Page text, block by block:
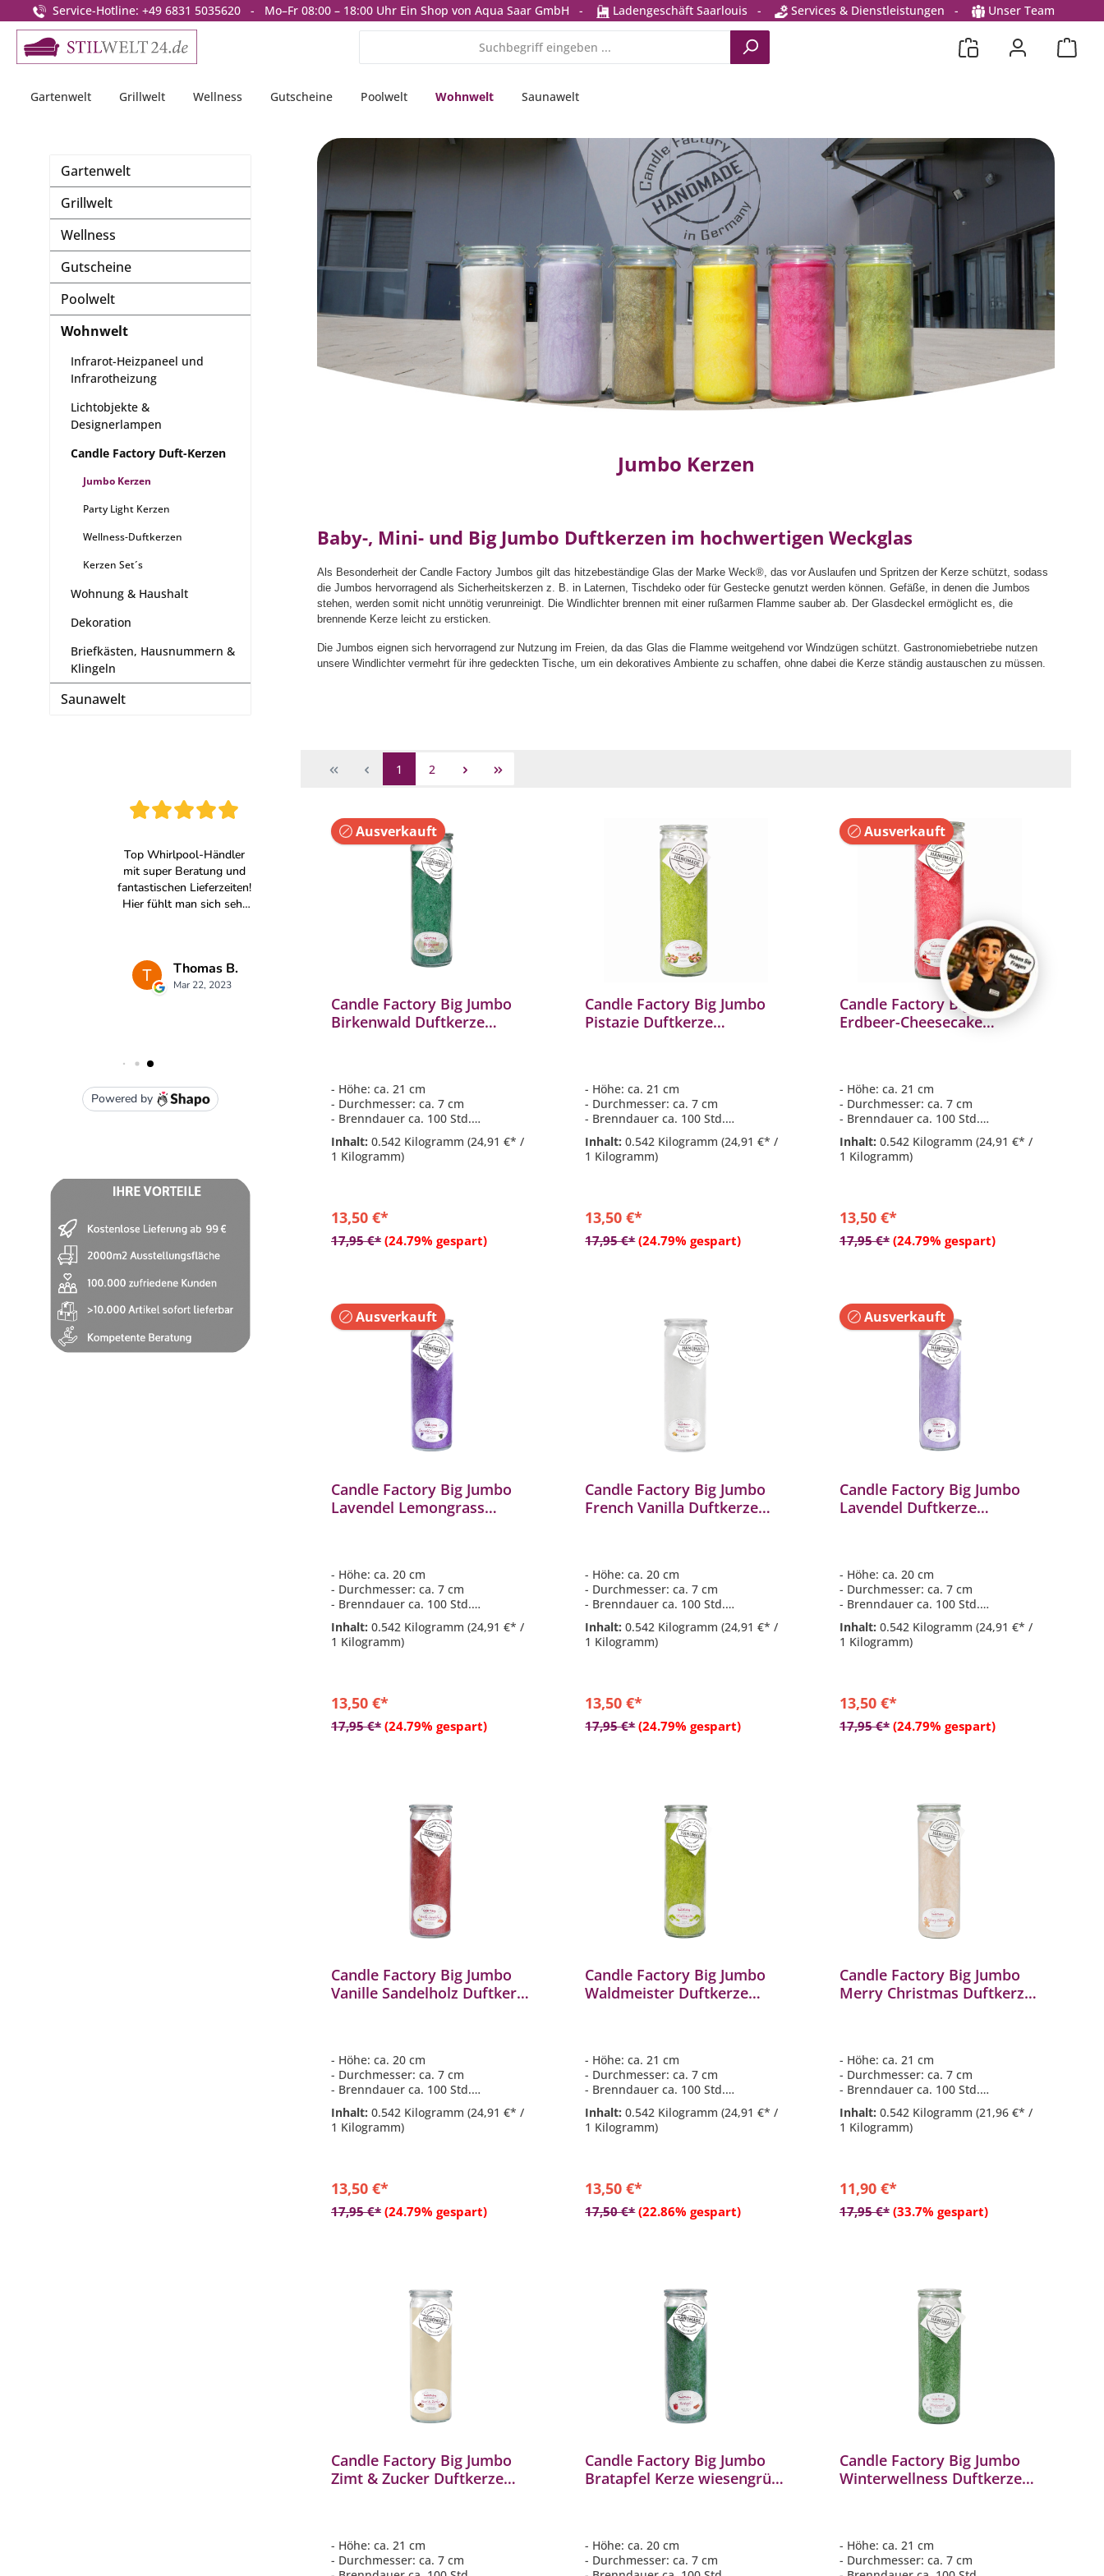
Zur Hauptnavigation springen
Service-Hotline: +49 6831 5035620 - Mo–Fr 08:00 – 18:00 Uhr Ein Shop von Aqua Saar GmbH - Ladengeschäft Saarlouis - Services & Dienstleistungen - Unser Team
Gartenwelt Grillwelt Wellness Gutscheine Poolwelt Wohnwelt Saunawelt
Gartenwelt
Grillwelt
Wellness
Gutscheine
Poolwelt
Wohnwelt
Infrarot-Heizpaneel und
Infrarotheizung
Lichtobjekte &
Designerlampen
Candle Factory Duft-Kerzen
Jumbo Kerzen
Party Light Kerzen
Wellness-Duftkerzen
Kerzen Set´s
Wohnung & Haushalt
Dekoration
Briefkästen, Hausnummern &
Klingeln
Saunawelt
Jumbo Kerzen
Baby-, Mini- und Big Jumbo Duftkerzen im hochwertigen Weckglas
Als Besonderheit der Candle Factory Jumbos gilt das hitzebeständige Glas der Marke Weck®, das vor Auslaufen und Spritzen der Kerze schützt, sodass
die Jumbos hervorragend als Sicherheitskerzen z. B. in Laternen, Tischdeko oder für Gestecke genutzt werden können. Gefäße, in denen die Jumbos
stehen, werden somit nicht unnötig verunreinigt. Die Windlichter brennen mit einer rußarmen Flamme sauber ab. Der Glasdeckel ermöglicht es, die
brennende Kerze leicht zu ersticken.
Die Jumbos eignen sich hervorragend zur Nutzung im Freien, da das Glas die Flamme weitgehend vor Windzügen schützt. Gastronomiebetriebe nutzen
unsere Windlichter vermehrt für ihre gedeckten Tische, um ein dekoratives Ambiente zu schaffen, ohne dabei die Kerze ständig austauschen zu müssen.
1 2
Ausverkauft
Candle Factory Big Jumbo
Birkenwald Duftkerze
- Höhe: ca. 21 cm
- Durchmesser: ca. 7 cm
- Brenndauer ca. 100 Std.
- Duftkomposition aus: frische
Birkenrinde & Birkenknospen
- Hitzebeständiges Glas der Marke
Inhalt: 0.542 Kilogramm (24,91 €* /
1 Kilogramm)
13,50 €*
17,95 €* (24.79% gespart)
Candle Factory Big Jumbo
Pistazie Duftkerze
- Höhe: ca. 21 cm
- Durchmesser: ca. 7 cm
- Brenndauer ca. 100 Std.
- Duftkomposition aus: Pistazien
- Hitzebeständiges Glas der Marke
Weck
Inhalt:0.542 Kilogramm(24,91 €* /
1 Kilogramm)
13,50 €*
17,95 €* (24.79% gespart)
In den Warenkorb
Ausverkauft
Candle Factory Big Jumbo
Erdbeer-Cheesecake
- Höhe: ca. 21 cm
- Durchmesser: ca. 7 cm
- Brenndauer ca. 100 Std.
- Duftkomposition aus: Vanille,
Butterkeks & Erdbeere
- Hitzebeständiges Glas der Marke
Inhalt: 0.542 Kilogramm (24,91 €* /
1 Kilogramm)
13,50 €*
17,95 €* (24.79% gespart)
Ausverkauft
Candle Factory Big Jumbo
Lavendel Lemongrass
- Höhe: ca. 20 cm
- Durchmesser: ca. 7 cm
- Brenndauer ca. 100 Std.
- Duftkomposition aus: Lavendel
und Zitronengras
- hitzebeständiges Glas der Marke
Inhalt: 0.542 Kilogramm (24,91 €* /
1 Kilogramm)
13,50 €*
17,95 €* (24.79% gespart)
Candle Factory Big Jumbo
French Vanilla Duftkerze
- Höhe: ca. 20 cm
- Durchmesser: ca. 7 cm
- Brenndauer ca. 100 Std.
- Duftkomposition aus: Edelvanille
- Wachs besteht aus 100 %
pflanzlichem Stearin
Inhalt:0.542 Kilogramm(24,91 €* /
1 Kilogramm)
13,50 €*
17,95 €* (24.79% gespart)
In den Warenkorb
Ausverkauft
Candle Factory Big Jumbo
Lavendel Duftkerze
- Höhe: ca. 20 cm
- Durchmesser: ca. 7 cm
- Brenndauer ca. 100 Std.
- Duftkomposition aus: Lavendel
- hitzebeständiges Glas der Marke
Weck
Inhalt: 0.542 Kilogramm (24,91 €* /
1 Kilogramm)
13,50 €*
17,95 €* (24.79% gespart)
Candle Factory Big Jumbo
Vanille Sandelholz Duftkerze
- Höhe: ca. 20 cm
- Durchmesser: ca. 7 cm
- Brenndauer ca. 100 Std.
- Duftkomposition aus:
Vanilleblüten & Sandelholz
- Wachs besteht aus 100% reinem
Inhalt: 0.542 Kilogramm (24,91 €* /
1 Kilogramm)
13,50 €*
17,95 €* (24.79% gespart)
In den Warenkorb
Candle Factory Big Jumbo
Waldmeister Duftkerze
- Höhe: ca. 21 cm
- Durchmesser: ca. 7 cm
- Brenndauer ca. 100 Std.
- Duftkomposition aus: frische &
Waldmeisterblüten
- Hitzebeständiges Glas der Marke
Inhalt:0.542 Kilogramm(24,91 €* /
1 Kilogramm)
13,50 €*
17,50 €* (22.86% gespart)
In den Warenkorb
Candle Factory Big Jumbo
Merry Christmas Duftkerze
- Höhe: ca. 21 cm
- Durchmesser: ca. 7 cm
- Brenndauer ca. 100 Std.
- Duftkomposition aus:
Weihnachtsbäckerei
- Hitzebeständiges Glas der Marke
Inhalt: 0.542 Kilogramm (21,96 €* /
1 Kilogramm)
11,90 €*
17,95 €* (33.7% gespart)
In den Warenkorb
Candle Factory Big Jumbo
Zimt & Zucker Duftkerze
- Höhe: ca. 21 cm
- Durchmesser: ca. 7 cm
Candle Factory Big Jumbo
Bratapfel Kerze wiesengrün
- Höhe: ca. 20 cm
- Durchmesser: ca. 7 cm
Candle Factory Big Jumbo
Winterwellness Duftkerze
- Höhe: ca. 21 cm
- Durchmesser: ca. 7 cm